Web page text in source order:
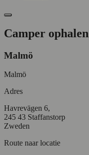
Camper
Malmö
Malmö
Adres
Havrevägen 6,
245 43 Staffanstorp
Zweden
Route naar locatie